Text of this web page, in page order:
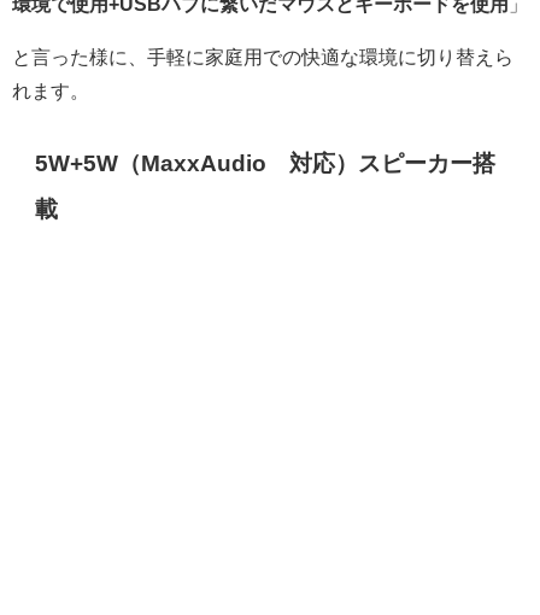
と言った様に、手軽に家庭用での快適な環境に切り替えら
れます。
5W+5W（MaxxAudio®対応）スピーカー搭
載